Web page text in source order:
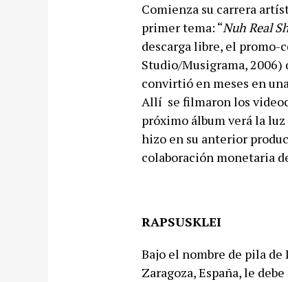
Comienza su carrera
primer tema: “Nuh Real
descarga libre, el promo-
Studio/Musigrama, 2006)
convirtió en meses en
Allí se filmaron los
próximo álbum verá la
hizo en su anterior
colaboración monetaria
RAPSUSKLEI
Bajo el nombre de pila
Zaragoza, España, le